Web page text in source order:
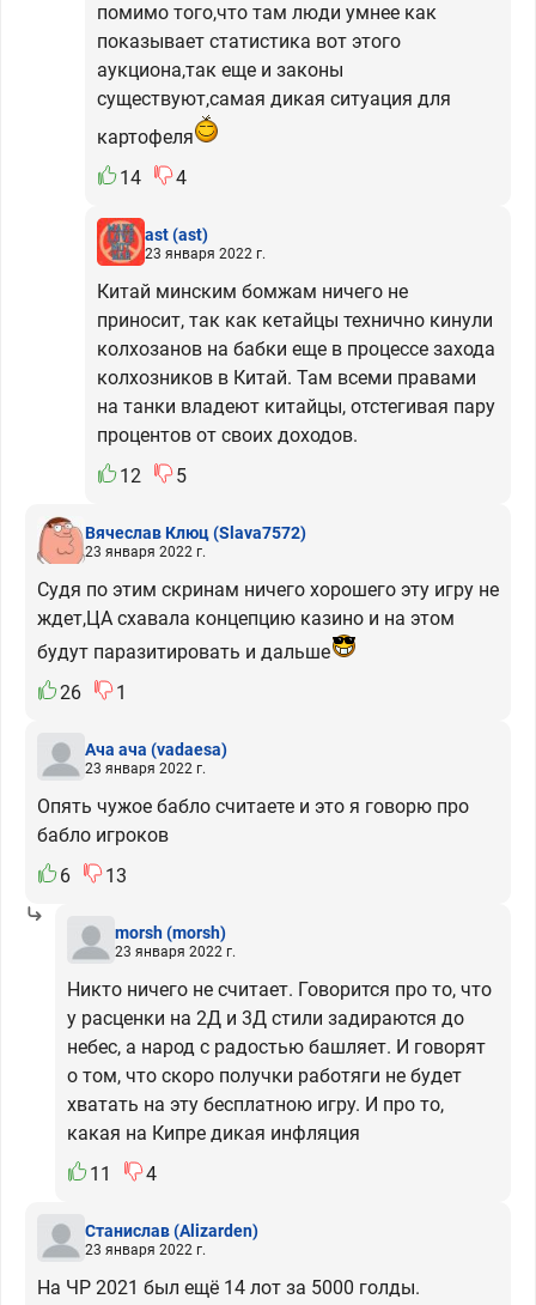
помимо того,что там люди умнее как
показывает статистика вот этого
аукциона,так еще и законы
существуют,самая дикая ситуация для
картофеля
14
4
ast(ast)
23 января 2022 г.
Китай минским бомжам ничего не
приносит, так как кетайцы технично кинули
колхозанов на бабки еще в процессе захода
колхозников в Китай. Там всеми правами
на танки владеют китайцы, отстегивая пару
процентов от своих доходов.
12
5
Вячеслав Клюц(Slava7572)
23 января 2022 г.
Судя по этим скринам ничего хорошего эту игру не
ждет,ЦА схавала концепцию казино и на этом
будут паразитировать и дальше
26
1
Ача ача (vadaesa)
23 января 2022 г.
Опять чужое бабло считаете и это я говорю про
бабло игроков
6
13
morsh(morsh)
23 января 2022 г.
Никто ничего не считает. Говорится про то, что
у расценки на 2Д и 3Д стили задираются до
небес, а народ с радостью башляет. И говорят
о том, что скоро получки работяги не будет
хватать на эту бесплатною игру. И про то,
какая на Кипре дикая инфляция
11
4
Станислав(Alizarden)
23 января 2022 г.
На ЧР 2021 был ещё 14 лот за 5000 голды.